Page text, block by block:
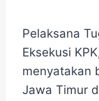
Pelaksana
Eksekusi
menyatakan
Jawa Timur